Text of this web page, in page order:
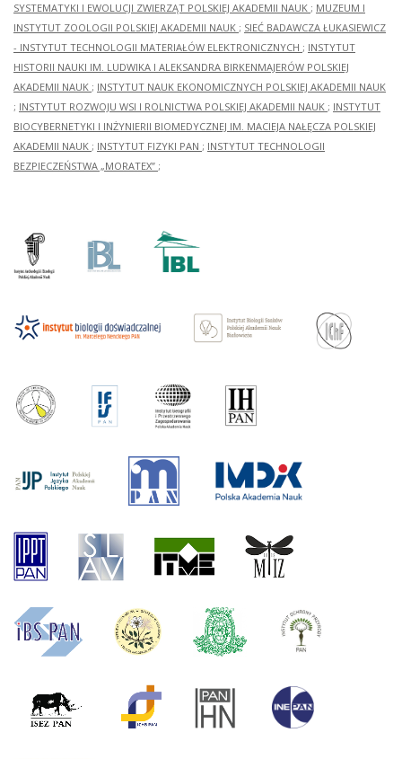
SYSTEMATYKI I EWOLUCJI ZWIERZĄT POLSKIEJ AKADEMII NAUK ; MUZEUM I
INSTYTUT ZOOLOGII POLSKIEJ AKADEMII NAUK ; SIEĆ BADAWCZA ŁUKASIEWICZ
- INSTYTUT TECHNOLOGII MATERIAŁÓW ELEKTRONICZNYCH ; INSTYTUT
HISTORII NAUKI IM. LUDWIKA I ALEKSANDRA BIRKENMAJERÓW POLSKIEJ
AKADEMII NAUK ; INSTYTUT NAUK EKONOMICZNYCH POLSKIEJ AKADEMII NAUK
; INSTYTUT ROZWOJU WSI I ROLNICTWA POLSKIEJ AKADEMII NAUK ; INSTYTUT
BIOCYBERNETYKI I INŻYNIERII BIOMEDYCZNEJ IM. MACIEJA NAŁĘCZA POLSKIEJ
AKADEMII NAUK ; INSTYTUT FIZYKI PAN ; INSTYTUT TECHNOLOGII
BEZPIECZEŃSTWA „MORATEX” ;